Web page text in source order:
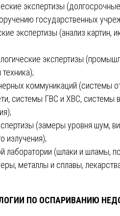
экспертизы
государственных
экспертизы (анализ картин,
экспертизы
коммуникаций (системы
системы ГВС и ХВС, системы
(замеры уровня шум,
излучения);
лаборатории (шлаки и шламы,
металлы и сплавы,
ПО ОСПАРИВАНИЮ